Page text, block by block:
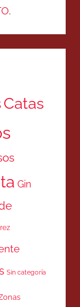
.
Catas
Gin
Sin categoría